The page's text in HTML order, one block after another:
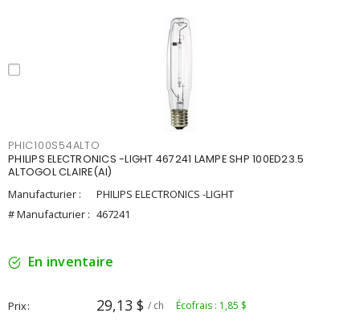
PHIC100S54ALTO
PHILIPS ELECTRONICS -LIGHT 467241 LAMPE SHP 100ED23.5
ALTOGOL CLAIRE(AI)
Manufacturier :
PHILIPS ELECTRONICS -LIGHT
# Manufacturier : 467241
En inventaire
Prix 29,13 $ / ch Écofrais : 1,85 $